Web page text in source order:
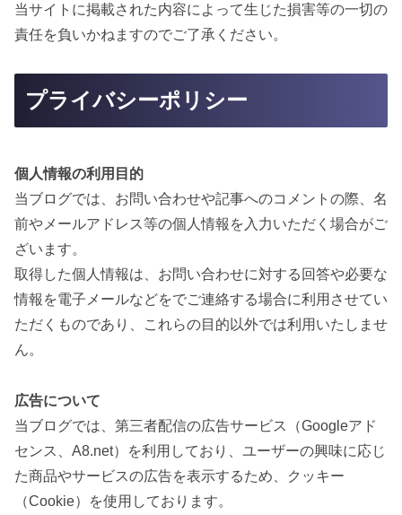
当サイトに掲載された内容によって生じた損害等の一切の
責任を負いかねますのでご了承ください。
プライバシーポリシー
個人情報の利用目的
当ブログでは、お問い合わせや記事へのコメントの際、名
前やメールアドレス等の個人情報を入力いただく場合がご
ざいます。
取得した個人情報は、お問い合わせに対する回答や必要な
情報を電子メールなどをでご連絡する場合に利用させてい
ただくものであり、これらの目的以外では利用いたしませ
ん。
広告について
当ブログでは、第三者配信の広告サービス（Googleアド
センス、A8.net）を利用しており、ユーザーの興味に応じ
た商品やサービスの広告を表示するため、クッキー
（Cookie）を使用しております。